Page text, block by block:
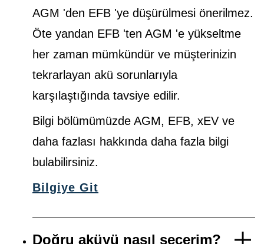
AGM 'den EFB 'ye düşürülmesi önerilmez.
Öte yandan EFB 'ten AGM 'e yükseltme
her zaman mümkündür ve müşterinizin
tekrarlayan akü sorunlarıyla
karşılaştığında tavsiye edilir.
Bilgi bölümümüzde AGM, EFB, xEV ve
daha fazlası hakkında daha fazla bilgi
bulabilirsiniz.
Bilgiye Git
Doğru aküyü nasıl seçerim?